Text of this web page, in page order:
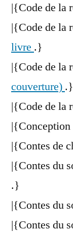
|{Code de la
|{Code de la
livre .}
|{Code de la
couverture) .}
|{Code de la
|{Contes de
|{Contes du
.}
|{Contes du
|{Contes du